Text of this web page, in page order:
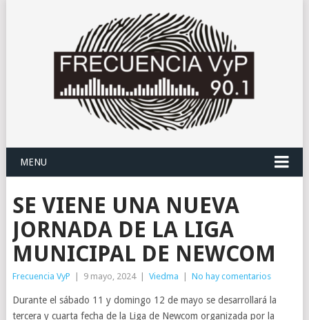
MENU
SE VIENE UNA NUEVA
JORNADA DE LA LIGA
MUNICIPAL DE NEWCOM
Frecuencia VyP 9 mayo, 2024 Viedma No hay comentarios
Durante el sábado 11 y domingo 12 de mayo se desarrollará la
tercera y cuarta fecha de la Liga de Newcom organizada por la